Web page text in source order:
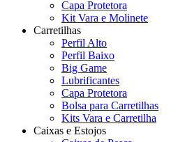
Capa Protetora
Kit Vara e Molinete
Carretilhas
Perfil Alto
Perfil Baixo
Big Game
Lubrificantes
Capa Protetora
Bolsa para Carretilhas
Kits Vara e Carretilha
Caixas e Estojos